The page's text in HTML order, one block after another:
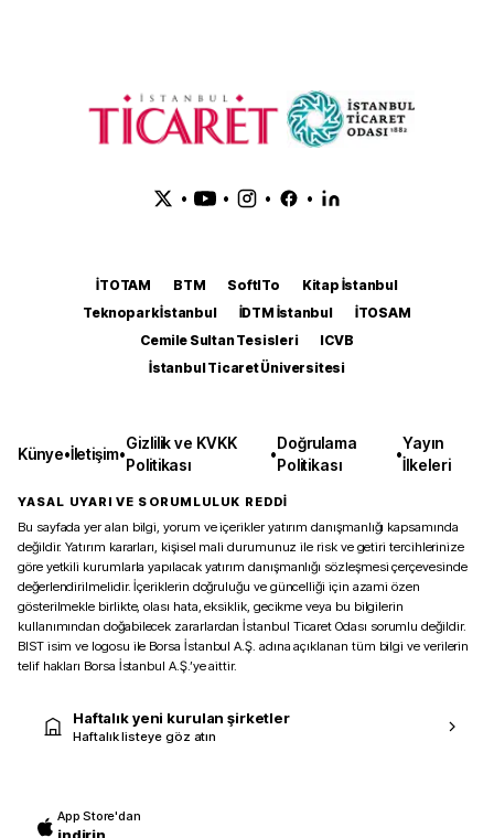
• • • •
İTOTAM BTM SoftITo
Kitap İstanbul
Teknopark İstanbul
İDTM İstanbul
İTOSAM
Cemile Sultan Tesisleri
ICVB
İstanbul Ticaret Üniversitesi
Künye•İletişim•
Gizlilik ve KVKK
Politikası
•
Doğrulama
Politikası
•
Yayın
İlkeleri
YASAL UYARI VE SORUMLULUK REDDİ
Bu sayfada yer alan bilgi, yorum ve içerikler yatırım danışmanlığı kapsamında
değildir. Yatırım kararları, kişisel mali durumunuz ile risk ve getiri tercihlerinize
göre yetkili kurumlarla yapılacak yatırım danışmanlığı sözleşmesi çerçevesinde
değerlendirilmelidir. İçeriklerin doğruluğu ve güncelliği için azami özen
gösterilmekle birlikte, olası hata, eksiklik, gecikme veya bu bilgilerin
kullanımından doğabilecek zararlardan İstanbul Ticaret Odası sorumlu değildir.
BIST isim ve logosu ile Borsa İstanbul A.Ş. adına açıklanan tüm bilgi ve verilerin
telif hakları Borsa İstanbul A.Ş.’ye aittir.
Haftalık yeni kurulan şirketler
Haftalık listeye göz atın
App Store'dan